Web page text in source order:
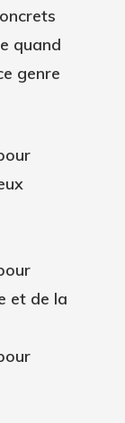
quand
genre
et de la